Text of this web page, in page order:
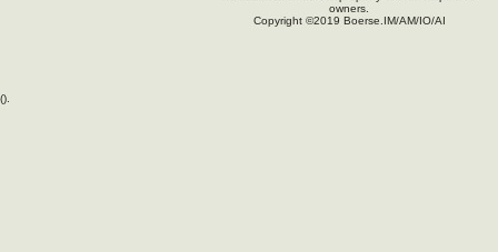
owners.
Copyright ©2019 Boerse.IM/AM/IO/AI
().